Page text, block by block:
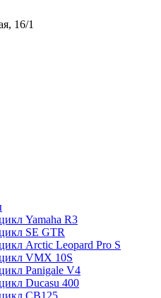
16/1
Yamaha R3
SE GTR
Arctic Leopard Pro S
VMX 10S
Panigale V4
Ducasu 400
CB125